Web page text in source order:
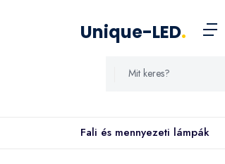
Unique-LED.
Fali és mennyezeti lámpák